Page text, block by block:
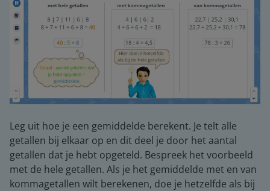
Leg uit hoe je een gemiddelde berekent. Je telt alle
getallen bij elkaar op en dit deel je door het aantal
getallen dat je hebt opgeteld. Bespreek het voorbeeld
met de hele getallen. Als je het gemiddelde met en van
kommagetallen wilt berekenen, doe je hetzelfde als bij